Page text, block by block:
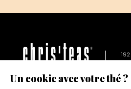
5€ offerts sur votre
commande
Inscrivez vous a notre newsletter